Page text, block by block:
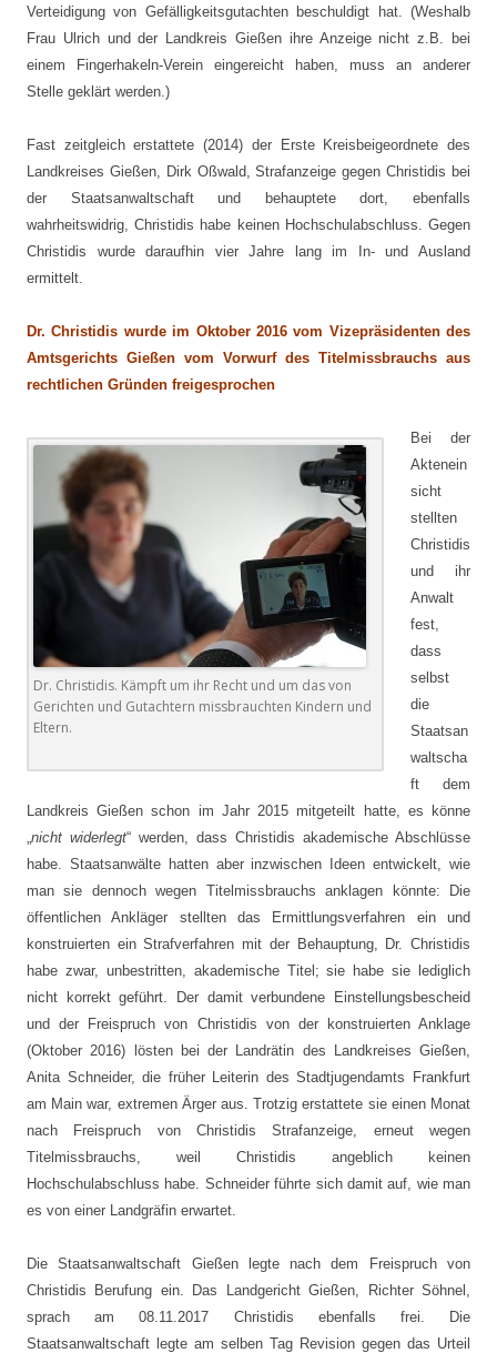
Verteidigung von Gefälligkeitsgutachten beschuldigt hat. (Weshalb
Frau Ulrich und der Landkreis Gießen ihre Anzeige nicht z.B. bei
einem Fingerhakeln-Verein eingereicht haben, muss an anderer
Stelle geklärt werden.)
Fast zeitgleich erstattete (2014) der Erste Kreisbeigeordnete des
Landkreises Gießen, Dirk Oßwald, Strafanzeige gegen Christidis bei
der Staatsanwaltschaft und behauptete dort, ebenfalls
wahrheitswidrig, Christidis habe keinen Hochschulabschluss. Gegen
Christidis wurde daraufhin vier Jahre lang im In- und Ausland
ermittelt.
Dr. Christidis wurde im Oktober 2016 vom Vizepräsidenten des
Amtsgerichts Gießen vom Vorwurf des Titelmissbrauchs aus
rechtlichen Gründen freigesprochen
Dr. Christidis. Kämpft um ihr Recht und um das von
Gerichten und Gutachtern missbrauchten Kindern und
Eltern.
Bei der
Aktenein
sicht
stellten
Christidis
und ihr
Anwalt
fest,
dass
selbst
die
Staatsan
waltscha
ft dem
Landkreis Gießen schon im Jahr 2015 mitgeteilt hatte, es könne
nicht widerlegt“ werden, dass Christidis akademische Abschlüsse
habe. Staatsanwälte hatten aber inzwischen Ideen entwickelt, wie
man sie dennoch wegen Titelmissbrauchs anklagen könnte: Die
öffentlichen Ankläger stellten das Ermittlungsverfahren ein und
konstruierten ein Strafverfahren mit der Behauptung, Dr. Christidis
habe zwar, unbestritten, akademische Titel; sie habe sie lediglich
nicht korrekt geführt. Der damit verbundene Einstellungsbescheid
und der Freispruch von Christidis von der konstruierten Anklage
(Oktober 2016) lösten bei der Landrätin des Landkreises Gießen,
Anita Schneider, die früher Leiterin des Stadtjugendamts Frankfurt
am Main war, extremen Ärger aus. Trotzig erstattete sie einen Monat
nach Freispruch von Christidis Strafanzeige, erneut wegen
Titelmissbrauchs, weil Christidis angeblich keinen
Hochschulabschluss habe. Schneider führte sich damit auf, wie man
es von einer Landgräfin erwartet.
Die Staatsanwaltschaft Gießen legte nach dem Freispruch von
Christidis Berufung ein. Das Landgericht Gießen, Richter Söhnel,
sprach am 08.11.2017 Christidis ebenfalls frei. Die
Staatsanwaltschaft legte am selben Tag Revision gegen das Urteil